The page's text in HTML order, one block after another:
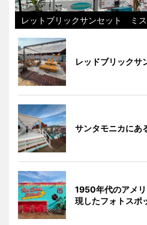
レットブリックサンセット ミ
レッドブリック
サンタモニカにあ
1950年代のアメ
現したフォトスポ